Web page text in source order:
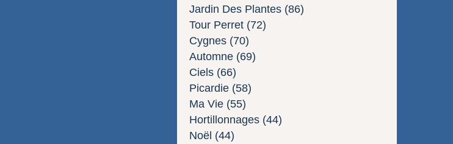
Jardin Des Plantes (86)
Tour Perret (72)
Cygnes (70)
Automne (69)
Ciels (66)
Picardie (58)
Ma Vie (55)
Hortillonnages (44)
Noël (44)